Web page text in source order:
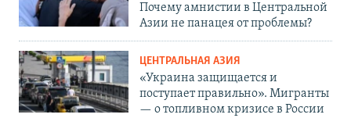
Почему амнистии в Центральной
Азии не панацея от проблемы?
ЦЕНТРАЛЬНАЯ АЗИЯ
«Украина защищается и
поступает правильно». Мигранты
— о топливном кризисе в России